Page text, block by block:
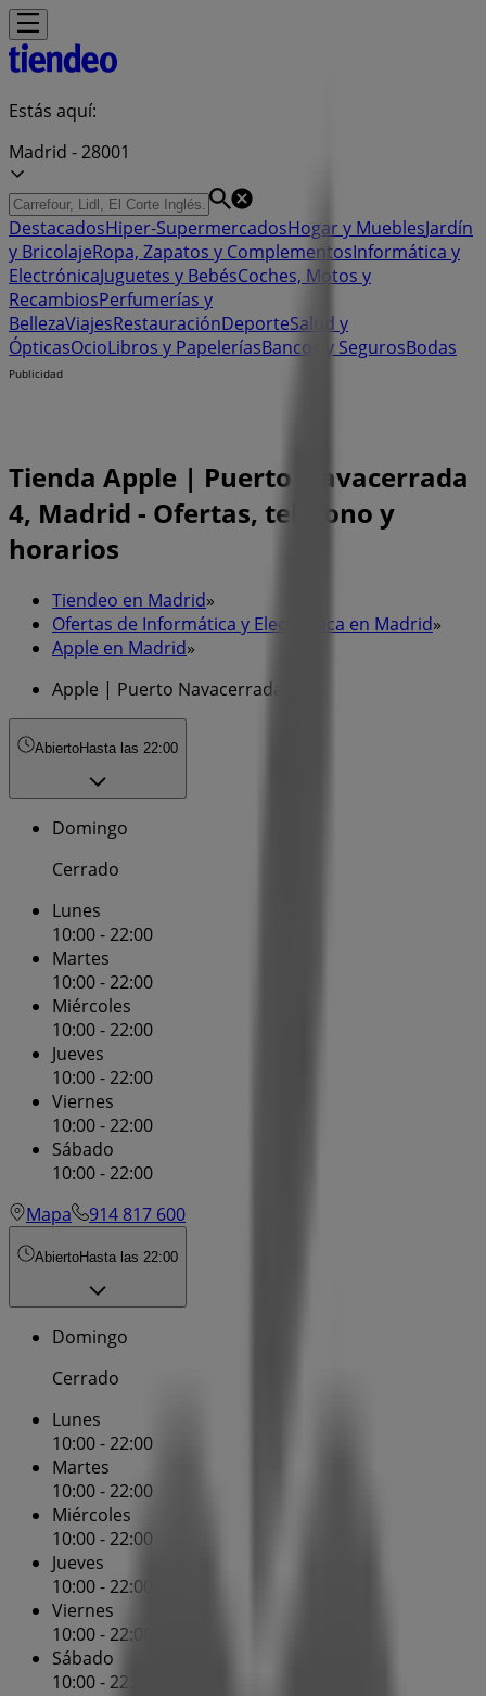
Estás aquí:
Madrid - 28001
DestacadosHiper-SupermercadosHogar y MueblesJardín
y BricolajeRopa, Zapatos y ComplementosInformática y
ElectrónicaJuguetes y BebésCoches, Motos y
RecambiosPerfumerías y
BellezaViajesRestauraciónDeporteSalud y
ÓpticasOcioLibros y PapeleríasBancos y SegurosBodas
Publicidad
Tienda Apple | Puerto Navacerrada
4, Madrid - Ofertas, teléfono y
horarios
Tiendeo en Madrid»
Ofertas de Informática y Electrónica en Madrid»
Apple en Madrid»
Apple | Puerto Navacerrada 4
AbiertoHasta las 22:00
Domingo
Cerrado
Lunes
10:00 - 22:00
Martes
10:00 - 22:00
Miércoles
10:00 - 22:00
Jueves
10:00 - 22:00
Viernes
10:00 - 22:00
Sábado
10:00 - 22:00
Mapa
914 817 600
AbiertoHasta las 22:00
Domingo
Cerrado
Lunes
10:00 - 22:00
Martes
10:00 - 22:00
Miércoles
10:00 - 22:00
Jueves
10:00 - 22:00
Viernes
10:00 - 22:00
Sábado
10:00 - 22:00